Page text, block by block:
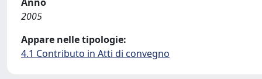
2005
Appare nelle tipologie:
4.1 Contributo in Atti di convegno